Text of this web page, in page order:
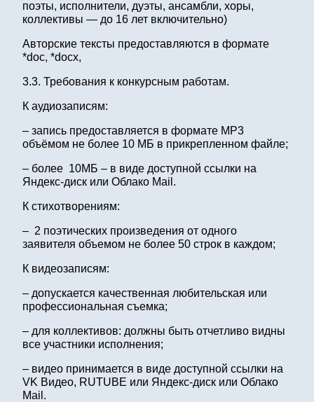
поэты, исполнители, дуэты, ансамбли, хоры,
коллективы — до 16 лет включительно)
Авторские тексты предоставляются в формате
*doс, *doсx,
3.3. Требования к конкурсным работам.
К аудиозаписям:
– запись предоставляется в формате MP3
объёмом не более 10 МБ в прикрепленном файле;
– более 10МБ – в виде доступной ссылки на
Яндекс-диск или Облако Мail.
К стихотворениям:
– 2 поэтических произведения от одного
заявителя объемом не более 50 строк в каждом;
К видеозаписям:
– допускается качественная любительская или
профессиональная съемка;
– для коллективов: должны быть отчетливо видны
все участники исполнения;
– видео принимается в виде доступной ссылки на
VK Видео, RUTUBE или Яндекс-диск или Облако
Мail.